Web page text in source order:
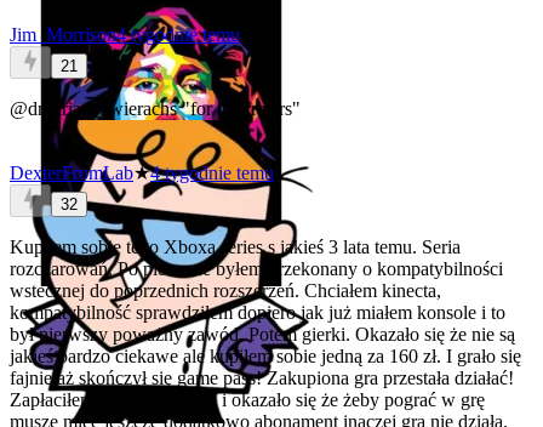
Jim_Morrison4 tygodnie temu
21
@dradrian_zwierachs"for the frajers"
DexterFromLab★4 tygodnie temu
32
Kupiłem sobie tego Xboxa series s jakieś 3 lata temu. Seria
rozczarowań. Po pierwsze byłem przekonany o kompatybilności
wstecznej do poprzednich rozszerzeń. Chciałem kinecta,
kompatybilność sprawdziłem dopiero jak już miałem konsole i to
był pierwszy poważny zawód. Potem gierki. Okazało się że nie są
jakieś bardzo ciekawe ale kupiłem sobie jedną za 160 zł. I grało się
fajnie aż skończył się game pass! Zakupiona gra przestała działać!
Zapłaciłem za grę gotówką i okazało się że żeby pograć w grę
muszę mieć jeszcze dodatkowo abonament inaczej gra nie działa.